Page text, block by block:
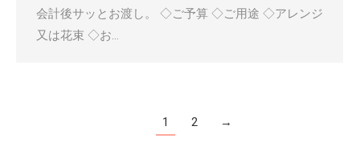
会計後サッとお渡し。 ◇ご予算 ◇ご用途 ◇アレンジ
又は花束 ◇お…
1 2 →